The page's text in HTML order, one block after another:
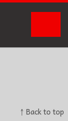
↑ Back to top